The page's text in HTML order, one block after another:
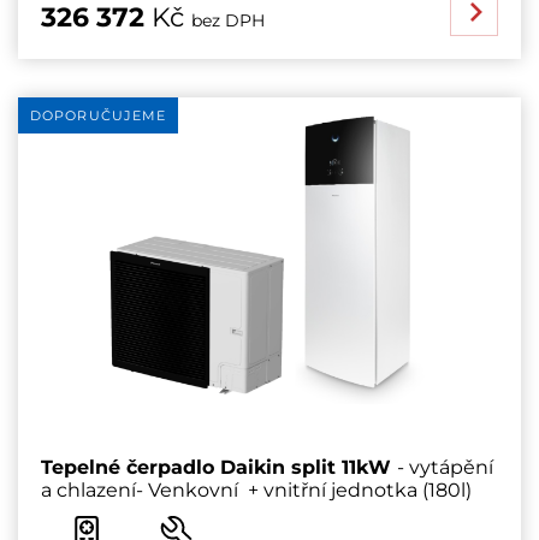
326 372 Kč bez DPH
DOPORUČUJEME
Tepelné čerpadlo Daikin split 11kW - vytápění
a chlazení- Venkovní + vnitřní jednotka (180l)